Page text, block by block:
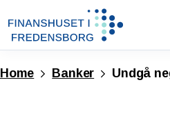
Home
Banker Undgå